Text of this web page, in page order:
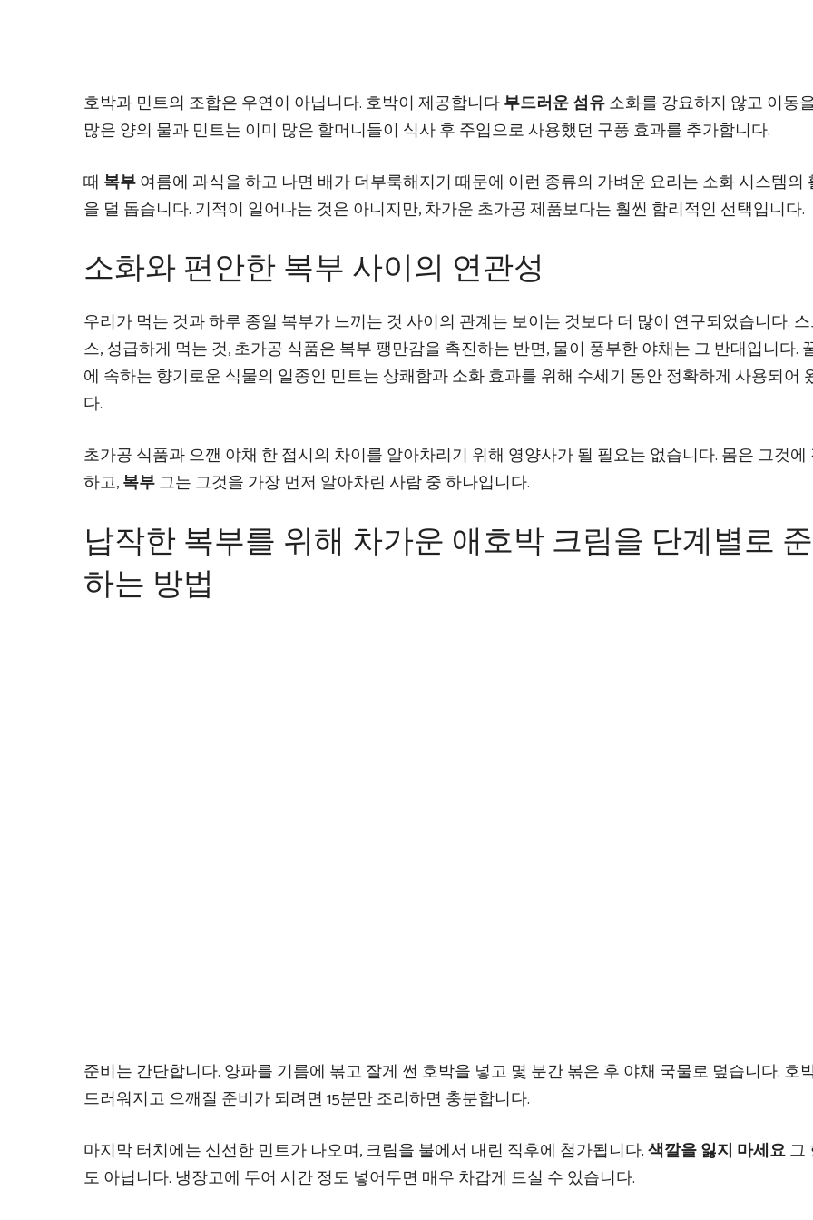
호박과 민트의 조합은 우연이 아닙니다. 호박이 제공합니다부드러운 섬유소화를 강요하지 않고 이동
많은 양의 물과 민트는 이미 많은 할머니들이 식사 후 주입으로 사용했던 구풍 효과를 추가합니다.
때 복부여름에 과식을 하고 나면 배가 더부룩해지기 때문에 이런 종류의 가벼운 요리는 소화 시스템의
을 덜 돕습니다. 기적이 일어나는 것은 아니지만, 차가운 초가공 제품보다는 훨씬 합리적인 선택입니다.
소화와 편안한 복부 사이의 연관성
우리가 먹는 것과 하루 종일 복부가 느끼는 것 사이의 관계는 보이는 것보다 더 많이 연구되었습니다.
스, 성급하게 먹는 것, 초가공 식품은 복부 팽만감을 촉진하는 반면, 물이 풍부한 야채는 그 반대입니다.
에 속하는 향기로운 식물의 일종인 민트는 상쾌함과 소화 효과를 위해 수세기 동안 정확하게 사용되어
다.
초가공 식품과 으깬 야채 한 접시의 차이를 알아차리기 위해 영양사가 될 필요는 없습니다. 몸은 그것에
하고,복부그는 그것을 가장 먼저 알아차린 사람 중 하나입니다.
납작한 복부를 위해 차가운 ​​애호박 크림을 단계별로
하는 방법
준비는 간단합니다. 양파를 기름에 볶고 잘게 썬 호박을 넣고 몇 분간 볶은 후 야채 국물로 덮습니다. 호
드러워지고 으깨질 준비가 되려면 15분만 조리하면 충분합니다.
마지막 터치에는 신선한 민트가 나오며, 크림을 불에서 내린 직후에 첨가됩니다.색깔을 잃지 마세요그
도 아닙니다. 냉장고에 두어 시간 정도 넣어두면 매우 차갑게 드실 수 있습니다.